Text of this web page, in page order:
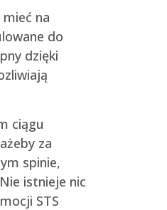
na
do
dzięki
ciągu
za
spinie,
istnieje nic
STS